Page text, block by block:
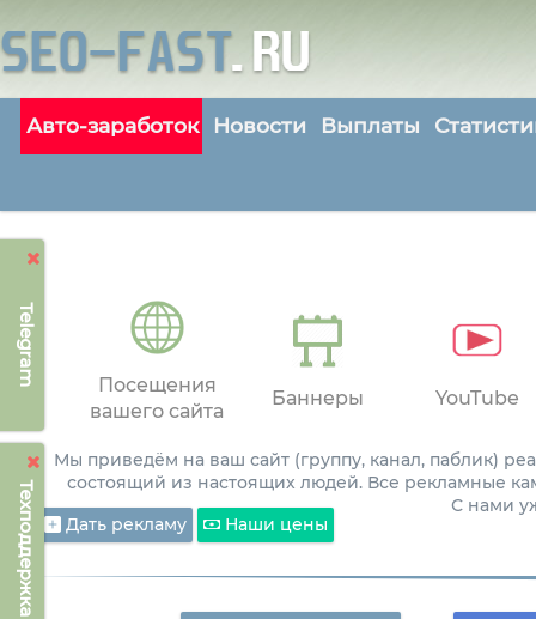
Telegram
Техподдержка
Авто-заработок Новости Выплаты
Посещения
вашего сайта
Баннеры YouTube
Мы приведём на ваш сайт (группу, канал, паблик)
состоящий из настоящих людей. Все рекламные
С нами
Дать рекламу
Наши цены